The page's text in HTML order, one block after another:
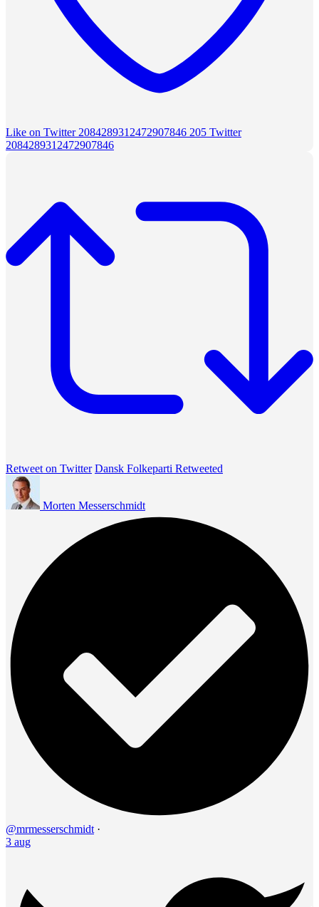
Like on Twitter 2084289312472907846 205 Twitter
2084289312472907846
Retweet on Twitter Dansk Folkeparti Retweeted
Morten Messerschmidt
@mrmesserschmidt ·
3 aug